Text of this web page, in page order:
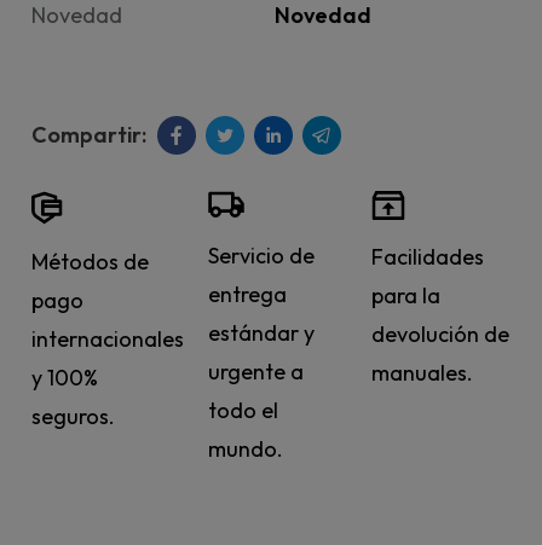
Novedad
Novedad
Métodos de
pago
internacionales
y 100%
seguros.
Servicio de
entrega
estándar y
urgente a
todo el
mundo.
Facilidades
para la
devolución de
manuales.